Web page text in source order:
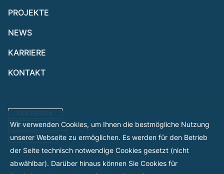
PROJEKTE
NEWS
KARRIERE
KONTAKT
INSTAGRAM
LINKEDIN
Wir verwenden Cookies, um Ihnen die bestmögliche Nutzung
unserer Webseite zu ermöglichen. Es werden für den Betrieb
der Seite technisch notwendige Cookies gesetzt (nicht
abwählbar). Darüber hinaus können Sie Cookies für